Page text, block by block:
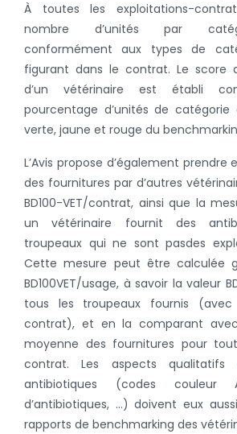
À toutes les exploitations-
nombre d’unités par
conformément aux types de
figurant dans le contrat. Le score
d’un vétérinaire est établi
pourcentage d’unités de
verte, jaune et rouge du
L’Avis propose d’également
des fournitures par d’autres
BD100-VET/contrat, ainsi que la
un vétérinaire fournit des
troupeaux qui ne sont pasdes
Cette mesure peut être calculée
BD100VET/usage, à savoir la valeur
tous les troupeaux fournis
contrat), et en la comparant avec
moyenne des fournitures pour tou
contrat. Les aspects qualitatifs
antibiotiques (codes couleur
d’antibiotiques, …) doivent eux
rapports de benchmarking des